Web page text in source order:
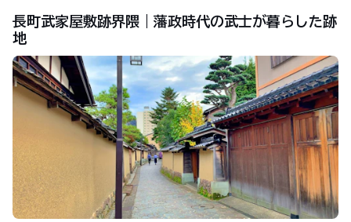
長町武家屋敷跡界隈｜藩政時代の武士が暮らした跡
地